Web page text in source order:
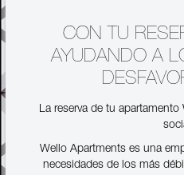
CON TU
AYUDANDO A
La reserva de tu
Wello Apartments es una
necesidades de los más